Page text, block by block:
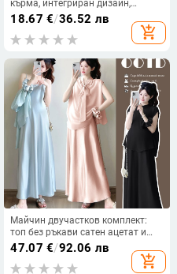
кърма, интегриран дизайн,
против протичане, по време на
18.67 €/36.52 лв
add_shopping_cart
Майчин двучастков комплект:
топ без ръкави сатен ацетат и
пола до средна дължина, смес от
ацетатни влакна 30–50%, лято
2025.
47.07 €/92.06 лв
add_shopping_cart